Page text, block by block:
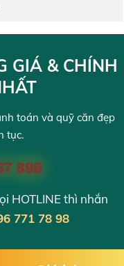
GIÁ & CHÍNH
toán và quỹ căn đẹp
tục.
898
HOTLINE thì nhắn
771 78 98